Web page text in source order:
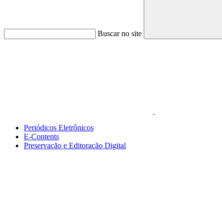
Buscar no site
Periódicos Eletrônicos
E-Contents
Preservação e Editoração Digital